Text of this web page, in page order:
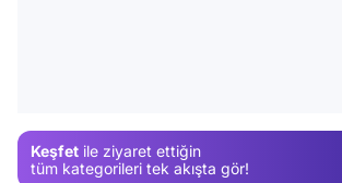
Keşfet ile ziyaret ettiğin
tüm kategorileri tek akışta gör!